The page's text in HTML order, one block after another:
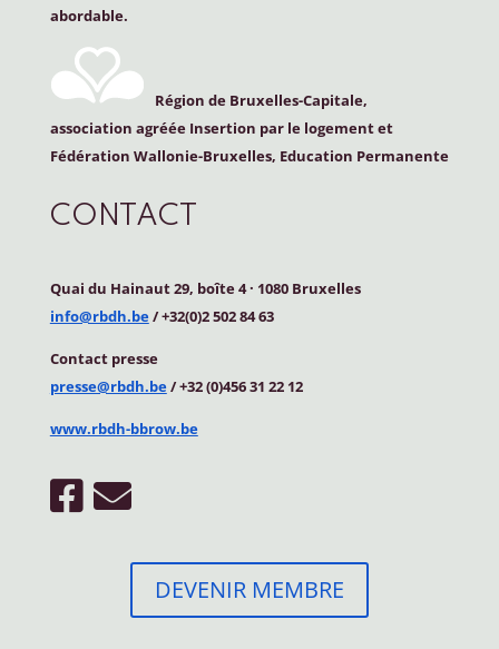
abordable.
Région de Bruxelles-Capitale,
association agréée Insertion par le logement et
Fédération Wallonie-Bruxelles, Education Permanente
CONTACT
Quai du Hainaut 29, boîte 4· 1080 Bruxelles
info@rbdh.be/ +32(0)2 502 84 63
Contact presse
presse@rbdh.be/ +32 (0)456 31 22 12
www.rbdh-bbrow.be
DEVENIR MEMBRE